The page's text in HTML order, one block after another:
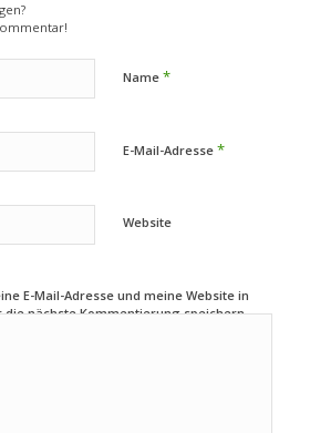
Name *
E-Mail-Adresse *
Website
E-Mail-Adresse und meine Website in
die nächste Kommentierung speichern.